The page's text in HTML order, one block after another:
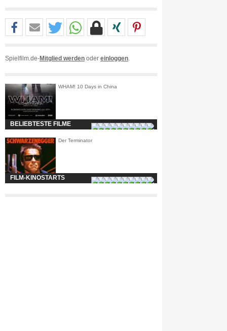
Spielfilm.de-Mitglied werden oder einloggen
WHAM! 10 Days in China
BELIEBTESTE FILME
Der Terminator
FILM-KINOSTARTS